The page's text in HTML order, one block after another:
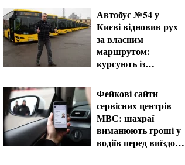
Автобус №54 у
Києві відновив рух
за власним
маршрутом:
курсують із
Фейкові сайти
сервісних центрів
МВС: шахраї
виманюють гроші у
водіїв перед виїздом